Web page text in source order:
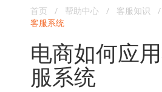
首页 / 帮助中心 / 客服知识 /
客服系统
电商如何应
服系统